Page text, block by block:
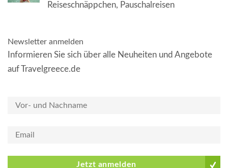
Reiseschnäppchen, Pauschalreisen
Newsletter anmelden
Informieren Sie sich über alle Neuheiten und Angebote
auf Travelgreece.de
Jetzt anmelden